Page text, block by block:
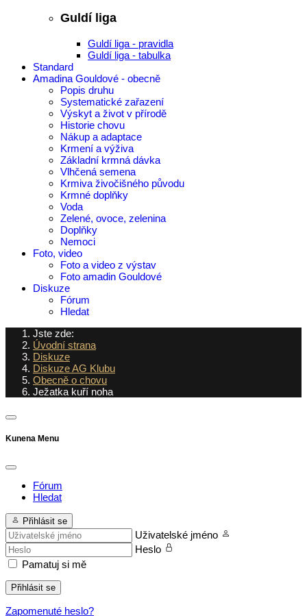
Guldí liga
Guldí liga - pravidla
Guldí liga - tabulka
Standard
Amadina Gouldové - obecně
Popis druhu
Systematické zařazení
Výskyt a život v přírodě
Historie chovu
Nákup a adaptace
Krmení a výživa
Základní krmná dávka
Vlhčená semena
Krmiva živočišného původu
Krmné doplňky
Voda
Zelené, ovoce, zelenina
Doplňky
Nemoci
Foto, video
Foto a video z výstav
Foto amadin Gouldové
Diskuze
Fórum
Hledat
Jste zde:
Úvodní strana
Diskuze
Diskuze AG Klubu
Obecně o chovu
Ježatka kuří noha
Kunena Menu
Fórum
Hledat
Přihlásit se
Uživatelské jméno
Heslo
Pamatuj si mě
Přihlásit se
Zapomenuté heslo?